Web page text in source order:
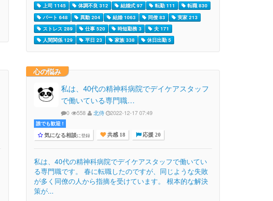
上司 1145 体調不良 312 結婚式 97 転勤 111
転職 830
パート 648
異動 204 結婚 1063 同僚 83
実家 213
ストレス 289
仕事 520 時短勤務 3
夫 171
人間関係 129
平日 23 家族 338 休日出勤 5
心の悩み
私は、40代の精神科病院でデイケアスタッフ
で働いている専門職…
0 558 北侍 2022-12-17 07:49
誰でも歓迎 !
気になる相談に登録 共感 18 応援 20
私は、40代の精神科病院でデイケアスタッフで働いてい
る専門職です。 春に転職したのですが、同じような失敗
が多く同僚の人から指摘を受けています。 根本的な解決
策が...